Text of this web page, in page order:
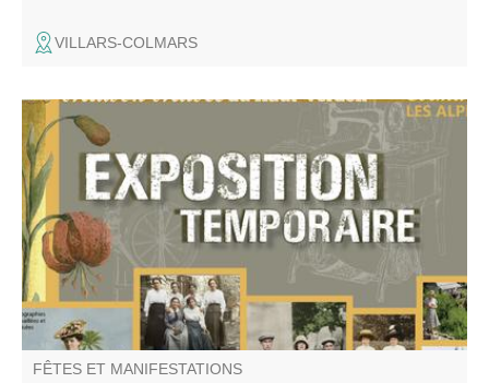
VILLARS-COLMARS
Vêtements et accessoires de dames en haute vallée du
Verdon (1830-1950). La mode féminine est sûrement
moins terne que ce que vous l’imaginez ! Nos
photographies de famille donnent l’image d’une vie
austère, en noir et blanc. Et pourtant !
FÊTES ET MANIFESTATIONS